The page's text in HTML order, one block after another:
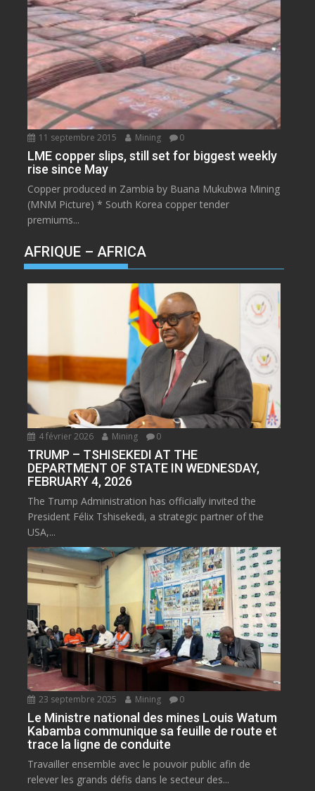
11 septembre 2015 Mining 0
LME copper slips, still set for biggest weekly
rise since May
Copper produced in Zambia by Buana Mukubwa Mining
(MNM Picture) * South Korea copper tender
premiums...
AFRIQUE – AFRICA
4 février 2026 Mining 0
TRUMP – TSHISEKEDI AT THE
DEPARTMENT OF STATE IN WEDNESDAY,
FEBRUARY 4, 2026
The Trump Administration has officially invited the
President Félix Tshisekedi, a strategic partner of the
USA,...
23 septembre 2025 Mining 0
Le Ministre national des mines Louis Watum
Kabamba communique sa feuille de route et
trace la ligne de conduite
Travailler ensemble avec le pouvoir public afin de
relever les grands défis dans le secteur des...